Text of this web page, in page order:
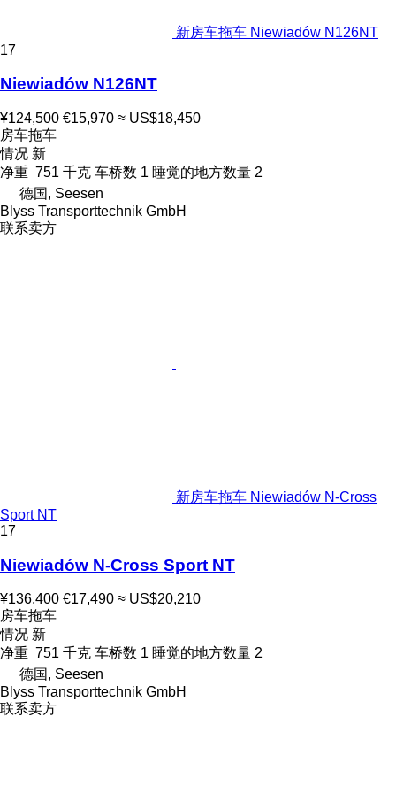
新房车拖车 Niewiadów N126NT
17
Niewiadów N126NT
¥124,500 €15,970 ≈ US$18,450
房车拖车
情况 新
净重 751 千克 车桥数 1 睡觉的地方数量 2
德国, Seesen
Blyss Transporttechnik GmbH
联系卖方
新房车拖车 Niewiadów N-Cross
Sport NT
17
Niewiadów N-Cross Sport NT
¥136,400 €17,490 ≈ US$20,210
房车拖车
情况 新
净重 751 千克 车桥数 1 睡觉的地方数量 2
德国, Seesen
Blyss Transporttechnik GmbH
联系卖方